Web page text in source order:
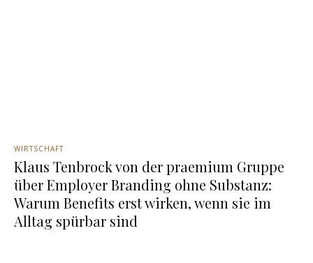
WIRTSCHAFT
Klaus Tenbrock von der praemium Gruppe
über Employer Branding ohne Substanz:
Warum Benefits erst wirken, wenn sie im
Alltag spürbar sind